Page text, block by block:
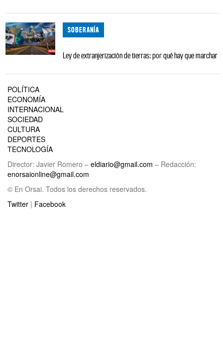
SOBERANÍA
Ley de extranjerización de tierras: por qué hay que marchar
POLÍTICA
ECONOMÍA
INTERNACIONAL
SOCIEDAD
CULTURA
DEPORTES
TECNOLOGÍA
Director: Javier Romero – eldiario@gmail.com – Redacción:
enorsaionline@gmail.com
© En Orsai. Todos los derechos reservados.
Twitter | Facebook